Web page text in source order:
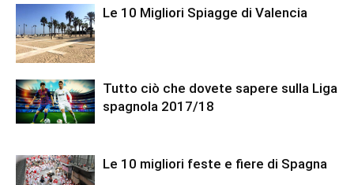
Le 10 Migliori Spiagge di Valencia
Tutto ciò che dovete sapere sulla Liga
spagnola 2017/18
Le 10 migliori feste e fiere di Spagna